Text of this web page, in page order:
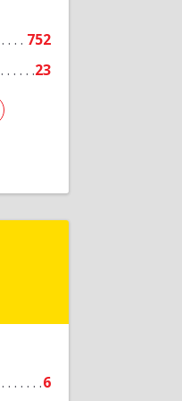
752
23
6